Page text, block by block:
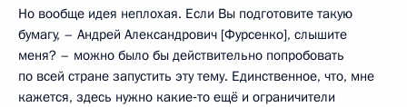
Но вообще идея неплохая. Если Вы подготовите такую
бумагу, – Андрей Александрович [Фурсенко], слышите
меня? – можно было бы действительно попробовать
по всей стране запустить эту тему. Единственное, что, мне
кажется, здесь нужно какие‑то ещё и ограничители